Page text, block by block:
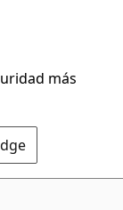
más